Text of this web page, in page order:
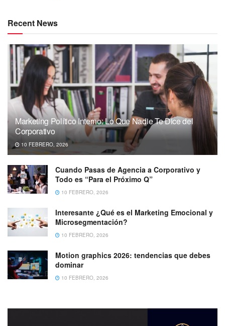
Recent News
Marketing Político Interno: Lo Que Nadie Te Dice del
Corporativo
10 FEBRERO, 2026
Cuando Pasas de Agencia a Corporativo y
Todo es “Para el Próximo Q”
10 FEBRERO, 2026
Interesante ¿Qué es el Marketing Emocional y
Microsegmentación?
10 FEBRERO, 2026
Motion graphics 2026: tendencias que debes
dominar
10 FEBRERO, 2026